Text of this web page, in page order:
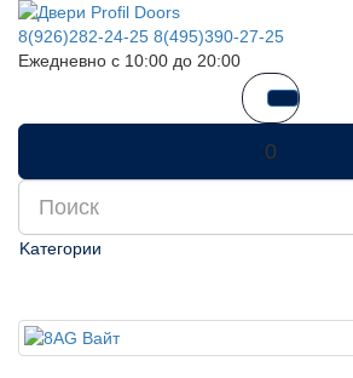
8(926)282-24-25 8(495)390-27-25
Ежедневно с 10:00 до 20:00
0
Kатегории